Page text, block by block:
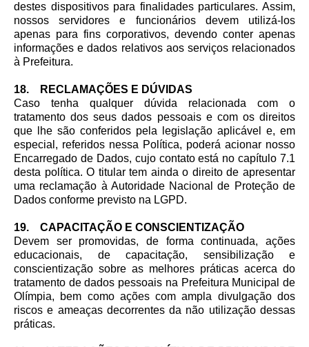
destes dispositivos para finalidades particulares. Assim,
nossos servidores e funcionários devem utilizá-los
apenas para fins corporativos, devendo conter apenas
informações e dados relativos aos serviços relacionados
à Prefeitura.
18. RECLAMAÇÕES E DÚVIDAS
Caso tenha qualquer dúvida relacionada com o
tratamento dos seus dados pessoais e com os direitos
que lhe são conferidos pela legislação aplicável e, em
especial, referidos nessa Política, poderá acionar nosso
Encarregado de Dados, cujo contato está no capítulo 7.1
desta política. O titular tem ainda o direito de apresentar
uma reclamação à Autoridade Nacional de Proteção de
Dados conforme previsto na LGPD.
19. CAPACITAÇÃO E CONSCIENTIZAÇÃO
Devem ser promovidas, de forma continuada, ações
educacionais, de capacitação, sensibilização e
conscientização sobre as melhores práticas acerca do
tratamento de dados pessoais na Prefeitura Municipal de
Olímpia, bem como ações com ampla divulgação dos
riscos e ameaças decorrentes da não utilização dessas
práticas.